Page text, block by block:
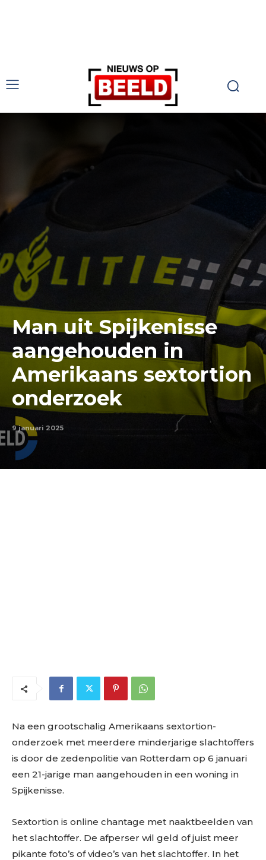
Man uit Spijkenisse
aangehouden in
Amerikaans sextortion
onderzoek
9 januari 2025
Na een grootschalig Amerikaans sextortion-
onderzoek met meerdere minderjarige slachtoffers
is door de zedenpolitie van Rotterdam op 6 januari
een 21-jarige man aangehouden in een woning in
Spijkenisse.
Sextortion is online chantage met naaktbeelden van
het slachtoffer. De afperser wil geld of juist meer
pikante foto’s of video’s van het slachtoffer. In het